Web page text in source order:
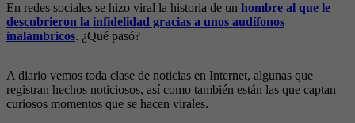
En redes sociales se hizo viral la historia de un hombre al que le
descubrieron la infidelidad gracias a unos audífonos
inalámbricos. ¿Qué pasó?
A diario vemos toda clase de noticias en Internet, algunas que
registran hechos noticiosos, así como también están las que captan
curiosos momentos que se hacen virales.